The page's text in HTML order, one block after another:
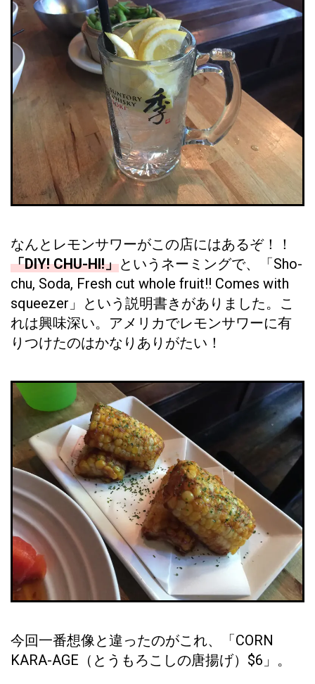
なんとレモンサワーがこの店にはあるぞ！！
「DIY! CHU-HI!」というネーミングで、「Sho-
chu, Soda, Fresh cut whole fruit!! Comes with
squeezer」という説明書きがありました。こ
れは興味深い。アメリカでレモンサワーに有
りつけたのはかなりありがたい！
今回一番想像と違ったのがこれ、「CORN
KARA-AGE（とうもろこしの唐揚げ）$6」。